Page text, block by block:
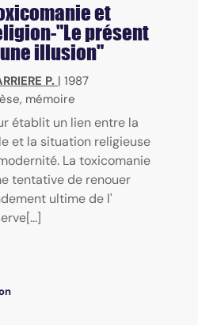
et
"Le présent
illusion"
P. | 1987
mémoire
établit un lien entre la
et la situation religieuse
La toxicomanie
tentative de renouer
ultime de l'